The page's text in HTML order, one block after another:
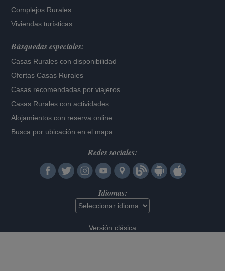
Complejos Rurales
Viviendas turísticas
Búsquedas especiales:
Casas Rurales con disponibilidad
Ofertas Casas Rurales
Casas recomendadas por viajeros
Casas Rurales con actividades
Alojamientos con reserva online
Busca por ubicación en el mapa
Redes sociales:
Idiomas:
Versión clásica